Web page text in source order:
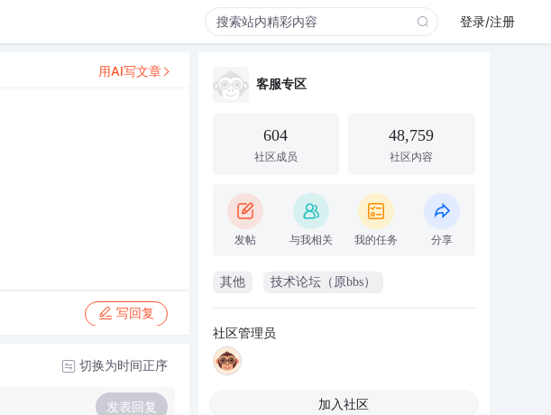
登录/注册
写回复
用AI写文章
切换为时间正序
发表回复
客服专区
604
社区成员
48,759
社区内容
发帖 与我相关 我的任务 分享
其他 技术论坛（原bbs）
社区管理员
加入社区